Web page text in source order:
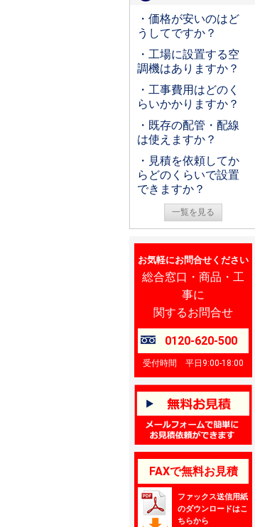
・価格が安いのはど
うしてですか？
・工場に設置する空
調機はありますか？
・工事費用はどのく
らいかかりますか？
・既存の配管・配線
は使えますか？
・見積を依頼してか
らどのくらいで設置
できますか？
一覧を見る
お気軽にお問合せください
総合窓口・商品・工
事に
関するお問合せ
0120-620-500
受付時間 平日9:00-18:00
FAXで無料お見積
ファックス送信用紙
のダウンロードはこ
ちらから